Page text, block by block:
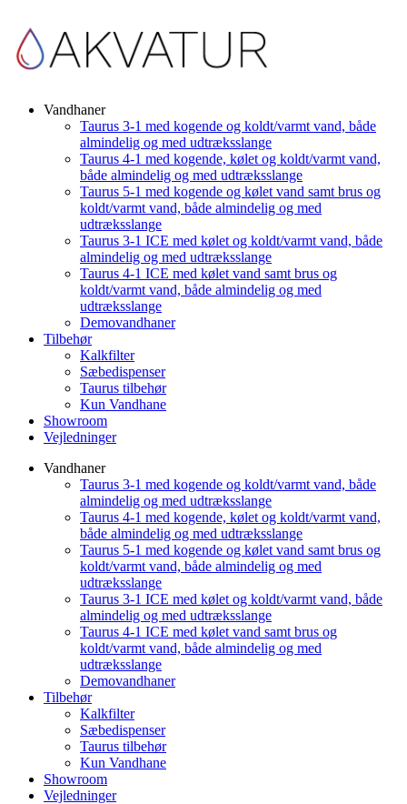
Vandhaner
Taurus 3-1 med kogende og koldt/varmt vand, både
almindelig og med udtræksslange
Taurus 4-1 med kogende, kølet og koldt/varmt vand,
både almindelig og med udtræksslange
Taurus 5-1 med kogende og kølet vand samt brus og
koldt/varmt vand, både almindelig og med
udtræksslange
Taurus 3-1 ICE med kølet og koldt/varmt vand, både
almindelig og med udtræksslange
Taurus 4-1 ICE med kølet vand samt brus og
koldt/varmt vand, både almindelig og med
udtræksslange
Demovandhaner
Tilbehør
Kalkfilter
Sæbedispenser
Taurus tilbehør
Kun Vandhane
Showroom
Vejledninger
Vandhaner
Taurus 3-1 med kogende og koldt/varmt vand, både
almindelig og med udtræksslange
Taurus 4-1 med kogende, kølet og koldt/varmt vand,
både almindelig og med udtræksslange
Taurus 5-1 med kogende og kølet vand samt brus og
koldt/varmt vand, både almindelig og med
udtræksslange
Taurus 3-1 ICE med kølet og koldt/varmt vand, både
almindelig og med udtræksslange
Taurus 4-1 ICE med kølet vand samt brus og
koldt/varmt vand, både almindelig og med
udtræksslange
Demovandhaner
Tilbehør
Kalkfilter
Sæbedispenser
Taurus tilbehør
Kun Vandhane
Showroom
Vejledninger